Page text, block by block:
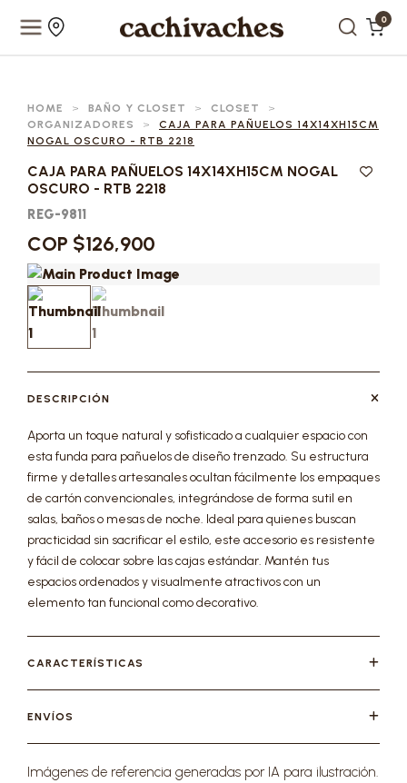
0
HOME > BAÑO Y CLOSET > CLOSET
>
ORGANIZADORES
>
CAJA PARA PAÑUELOS 14X14XH15CM
NOGAL OSCURO - RTB 2218
CAJA PARA PAÑUELOS 14X14XH15CM NOGAL
OSCURO - RTB 2218
REG-9811
COP $126,900
DESCRIPCIÓN
Aporta un toque natural y sofisticado a cualquier espacio con
esta funda para pañuelos de diseño trenzado. Su estructura
firme y detalles artesanales ocultan fácilmente los empaques
de cartón convencionales, integrándose de forma sutil en
salas, baños o mesas de noche. Ideal para quienes buscan
practicidad sin sacrificar el estilo, este accesorio es resistente
y fácil de colocar sobre las cajas estándar. Mantén tus
espacios ordenados y visualmente atractivos con un
elemento tan funcional como decorativo.
CARACTERÍSTICAS
ENVÍOS
Imágenes de referencia generadas por IA para ilustración.